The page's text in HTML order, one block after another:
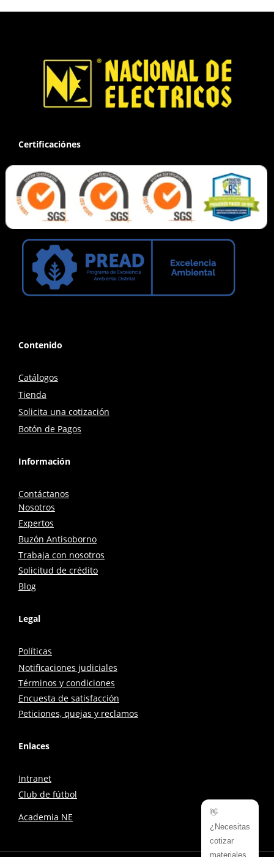
Certificaciónes
Contenido
Catálogos
Tienda
Solicita una cotización
Botón de Pagos
Información
Contáctanos
Nosotros
Expertos
Buzón Antisoborno
Trabaja con nosotros
Solicitud de crédito
Blog
Legal
Políticas
Notificaciones judiciales
Términos y condiciones
Encuesta de satisfacción
Peticiones, quejas y reclamos
Enlaces
Intranet
Club de fútbol
Academia NE
👋
¿Necesitas
cotizar
materiales